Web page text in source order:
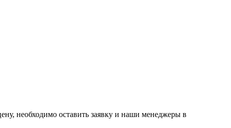
необходимо оставить заявку и наши менеджеры в